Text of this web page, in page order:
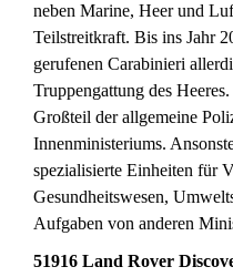
neben Marine, Heer und
Teilstreitkraft. Bis ins Jahr
gerufenen Carabinieri
Truppengattung des
Großteil der allgemeine
Innenministeriums.
spezialisierte Einheiten für
Gesundheitswesen,
Aufgaben von anderen
51916 Land Rover